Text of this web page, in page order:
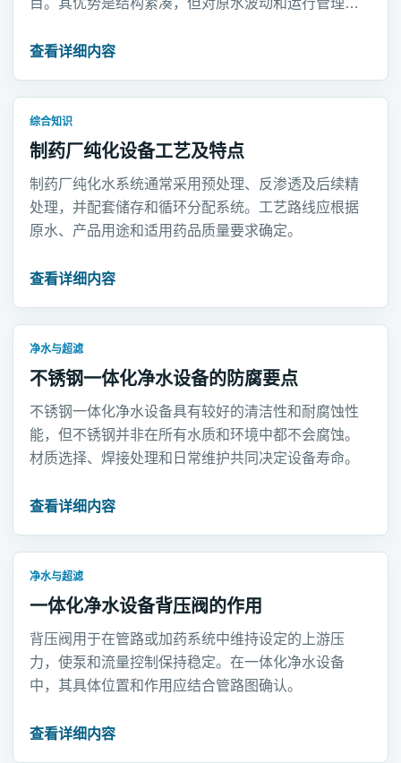
查看详细内容
综合知识
制药厂纯化设备工艺及特点
制药厂纯化水系统通常采用预处理、反渗透及后续精
处理，并配套储存和循环分配系统。工艺路线应根据
原水、产品用途和适用药品质量要求确定。
查看详细内容
净水与超滤
不锈钢一体化净水设备的防腐要点
不锈钢一体化净水设备具有较好的清洁性和耐腐蚀性
能，但不锈钢并非在所有水质和环境中都不会腐蚀。
材质选择、焊接处理和日常维护共同决定设备寿命。
查看详细内容
净水与超滤
一体化净水设备背压阀的作用
背压阀用于在管路或加药系统中维持设定的上游压
力，使泵和流量控制保持稳定。在一体化净水设备
中，其具体位置和作用应结合管路图确认。
查看详细内容